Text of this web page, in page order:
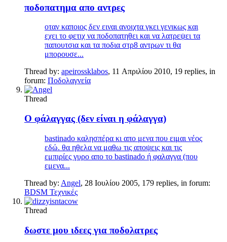
ποδοπατημα απο αντρες
οταν καποιος δεν ειναι ανοιχτα γκει γενικως και
εχει το φετιχ να ποδοπατηθει και να λατρεψει τα
παπουτσια και τα ποδια στρ8 αντρων τι θα
μπορουσε...
Thread by: apeirossklabos, 11 Απριλίου 2010, 19 replies, in
forum: Ποδολαγνεία
Thread
Ο φάλαγγας (δεν είναι η φάλαγγα)
bastinado καλησπέρα κι απο μενα που ειμαι νέος
εδώ. θα ηθελα να μαθω τις αποψεις και τις
εμπιρίες γυρο απο το bastinado ή φαλαγγα (που
εμενα...
Thread by: Angel, 28 Ιουλίου 2005, 179 replies, in forum:
BDSM Τεχνικές
Thread
δωστε μου ιδεες για ποδολατρες